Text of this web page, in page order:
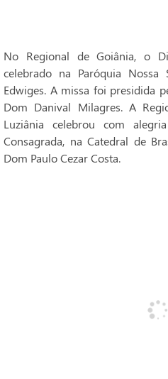
No Regional de Goiânia, o
celebrado na Paróquia Nossa
Edwiges. A missa foi presidida
Dom Danival Milagres. A
Luziânia celebrou com
Consagrada, na Catedral de
Dom Paulo Cezar Costa.